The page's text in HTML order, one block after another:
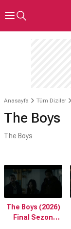
Anasayfa Tüm Diziler
The Boys
The Boys
The Boys (2026)
Final Sezon